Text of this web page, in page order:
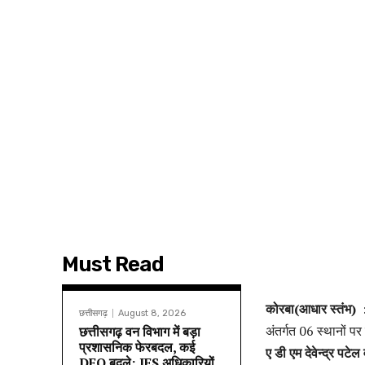
Must Read
छत्तीसगढ़ August 8, 2026
छत्तीसगढ़ वन विभाग में बड़ा
प्रशासनिक फेरबदल, कई
कोरबा(आधार
अंतर्गत 06 स्थानों पर
ए डी एम देवेन्द्र